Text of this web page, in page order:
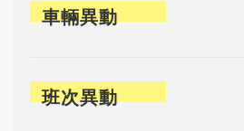
車輛異動
班次異動